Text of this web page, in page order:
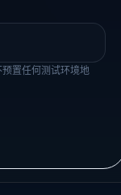
置任何测试环境地